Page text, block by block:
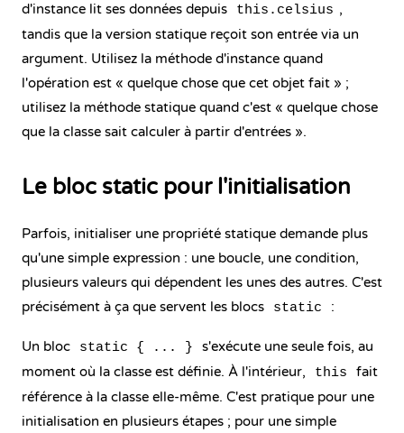
d'instance lit ses données depuis
this.celsius ,
tandis que la version statique reçoit son entrée via un
argument. Utilisez la méthode d'instance quand
l'opération est « quelque chose que cet objet fait » ;
utilisez la méthode statique quand c'est « quelque chose
que la classe sait calculer à partir d'entrées ».
Le bloc static pour l'initialisation
Parfois, initialiser une propriété statique demande plus
qu'une simple expression : une boucle, une condition,
plusieurs valeurs qui dépendent les unes des autres. C'est
précisément à ça que servent les blocs
static :
Un bloc static { ... }
s'exécute une seule fois, au
moment où la classe est définie. À l'intérieur,
this
fait
référence à la classe elle-même. C'est pratique pour une
initialisation en plusieurs étapes ; pour une simple